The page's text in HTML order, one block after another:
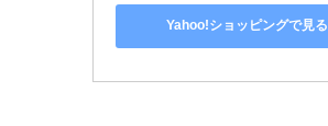
Yahoo!ショッピングで見る